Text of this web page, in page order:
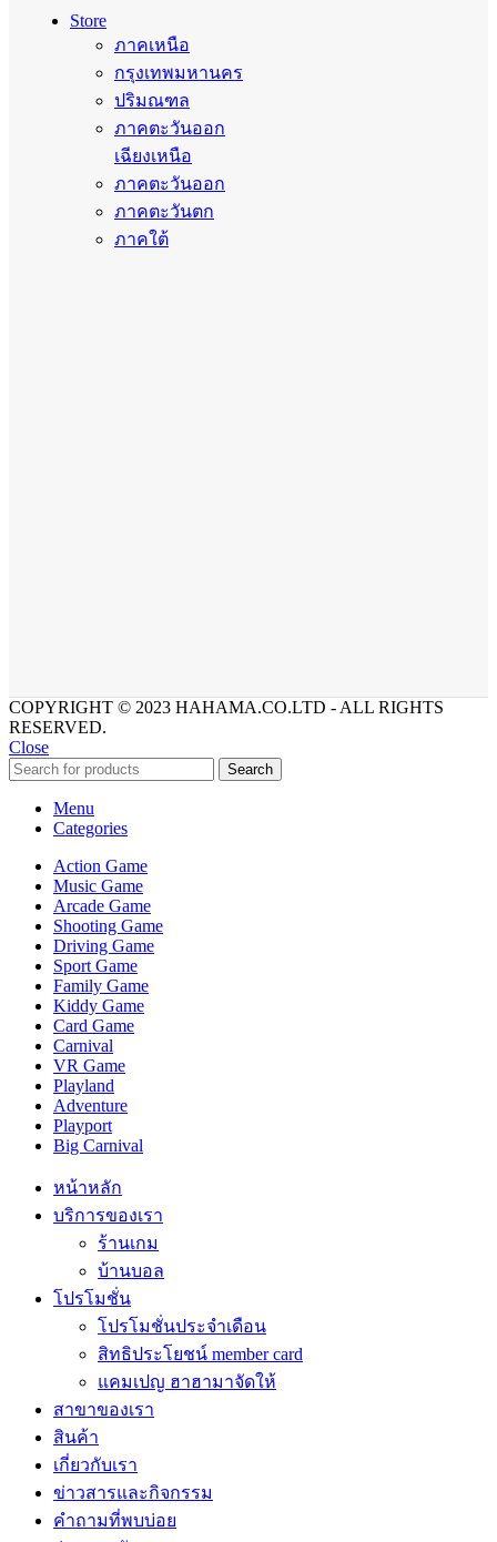
Store
ภาคเหนือ
กรุงเทพมหานคร
ปริมณฑล
ภาคตะวันออก
เฉียงเหนือ
ภาคตะวันออก
ภาคตะวันตก
ภาคใต้
COPYRIGHT © 2023 HAHAMA.CO.LTD - ALL RIGHTS
RESERVED.
Close
Search
Menu
Categories
Action Game
Music Game
Arcade Game
Shooting Game
Driving Game
Sport Game
Family Game
Kiddy Game
Card Game
Carnival
VR Game
Playland
Adventure
Playport
Big Carnival
หน้าหลัก
บริการของเรา
ร้านเกม
บ้านบอล
โปรโมชั่น
โปรโมชั่นประจำเดือน
สิทธิประโยชน์ member card
แคมเปญ ฮาฮามาจัดให้
สาขาของเรา
สินค้า
เกี่ยวกับเรา
ข่าวสารและกิจกรรม
คำถามที่พบบ่อย